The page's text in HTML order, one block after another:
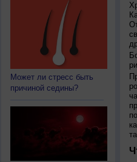
Может ли стресс быть
причиной седины?